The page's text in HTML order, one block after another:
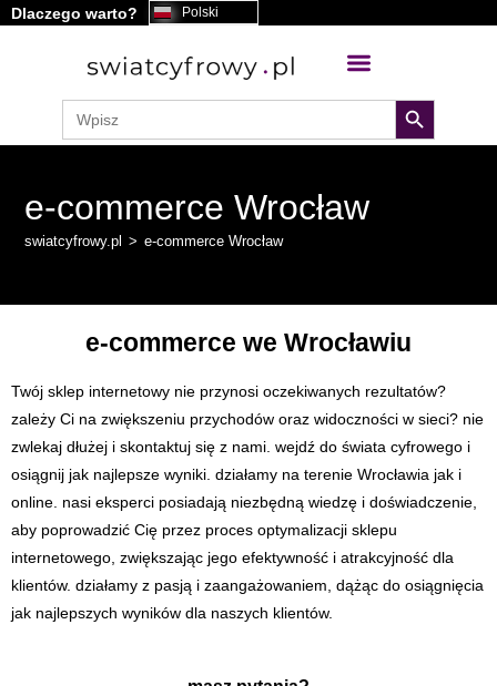
treści
Dlaczego warto? Polski
Search
for:
search button
e-commerce Wrocław
swiatcyfrowy.pl > e-commerce Wrocław
e-commerce we Wrocławiu
Twój sklep internetowy nie przynosi oczekiwanych rezultatów?
zależy Ci na zwiększeniu przychodów oraz widoczności w sieci? nie
zwlekaj dłużej i skontaktuj się z nami. wejdź do świata cyfrowego i
osiągnij jak najlepsze wyniki. działamy na terenie Wrocławia jak i
online. nasi eksperci posiadają niezbędną wiedzę i doświadczenie,
aby poprowadzić Cię przez proces optymalizacji sklepu
internetowego, zwiększając jego efektywność i atrakcyjność dla
klientów. działamy z pasją i zaangażowaniem, dążąc do osiągnięcia
jak najlepszych wyników dla naszych klientów.